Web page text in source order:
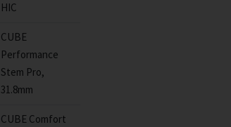
HIC
CUBE
Performance
Stem Pro,
31.8mm
CUBE Comfort